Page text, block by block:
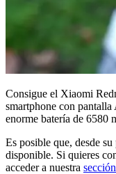
Consigue el Xiaomi
smartphone con
enorme batería de 6580
Es posible que, desde
disponible. Si quieres
acceder a nuestra